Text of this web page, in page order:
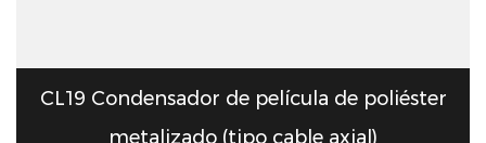
CL19 Condensador de película de poliéster
metalizado (tipo cable axial)